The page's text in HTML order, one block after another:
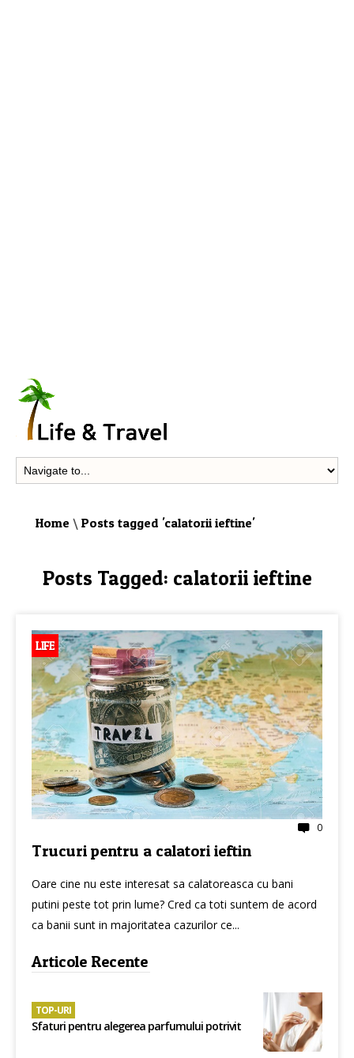
Home \ Posts tagged 'calatorii ieftine'
Posts Tagged: calatorii ieftine
LIFE
0
Trucuri pentru a calatori ieftin
Oare cine nu este interesat sa calatoreasca cu bani
putini peste tot prin lume? Cred ca toti suntem de acord
ca banii sunt in majoritatea cazurilor ce...
Articole Recente
TOP-URI
Sfaturi pentru alegerea parfumului potrivit